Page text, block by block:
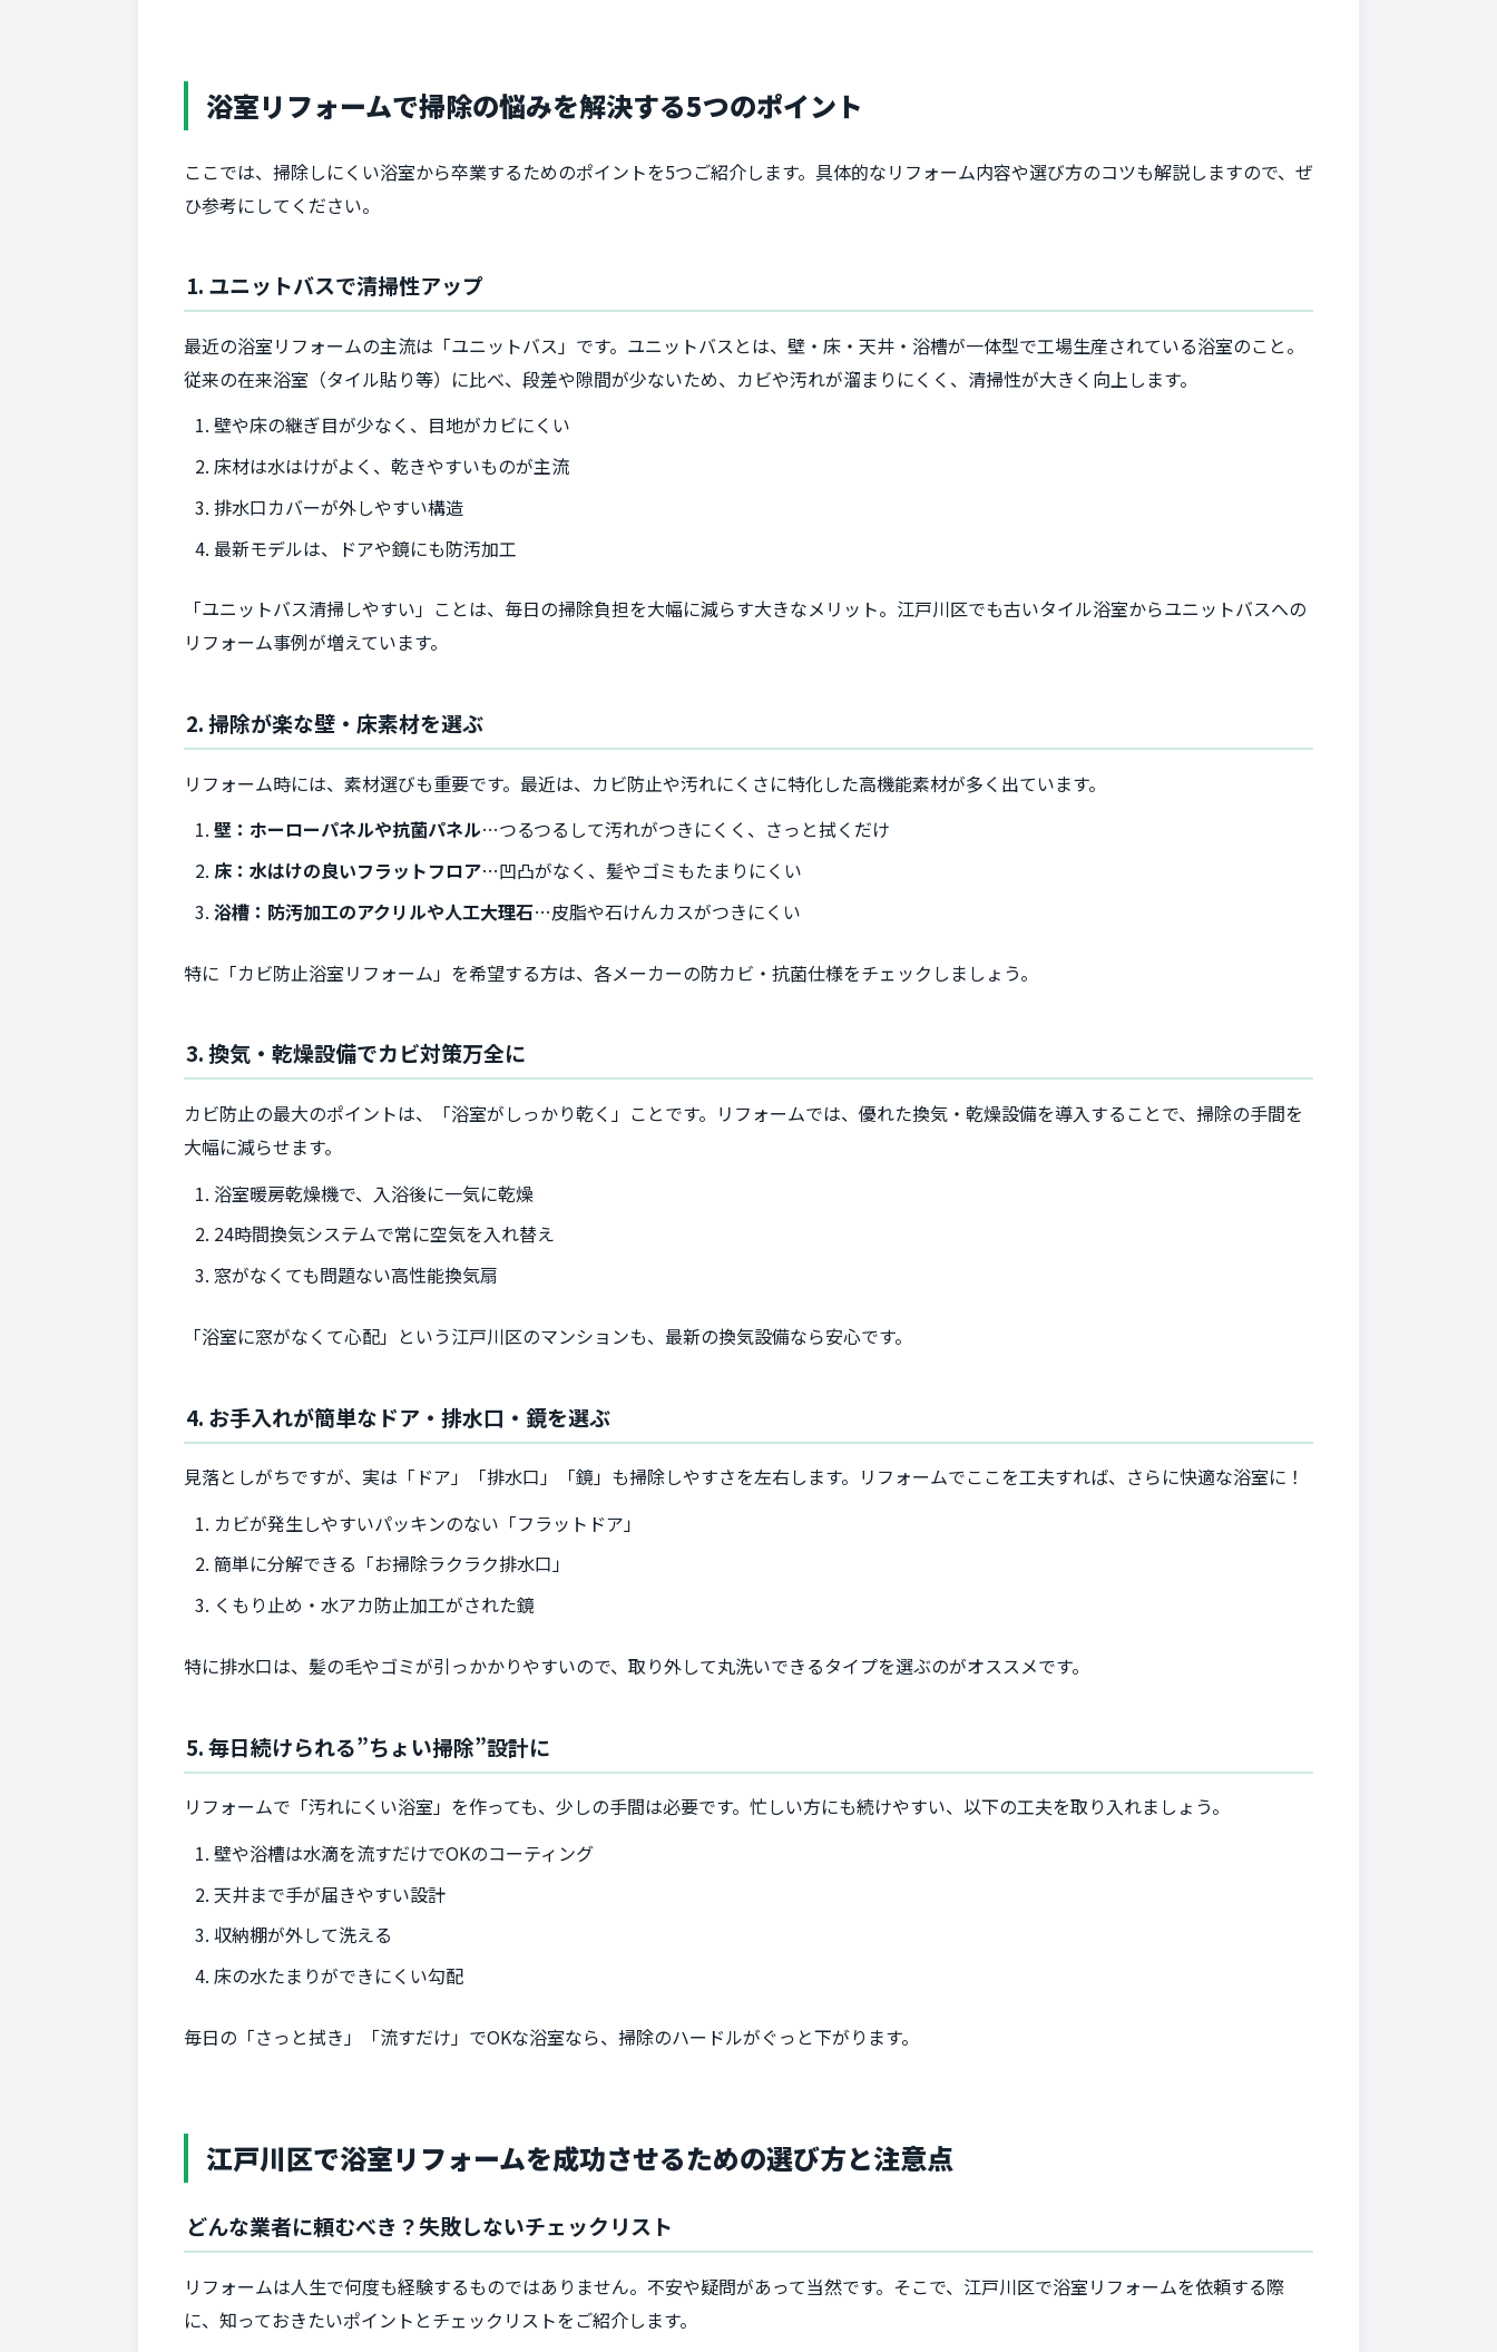
浴室リフォームで掃除の悩みを解決する5つのポイント
ここでは、掃除しにくい浴室から卒業するためのポイントを5つご紹介します。具体的なリフォーム内容や選び方のコツも解説しますので、ぜ
ひ参考にしてください。
1. ユニットバスで清掃性アップ
最近の浴室リフォームの主流は「ユニットバス」です。ユニットバスとは、壁・床・天井・浴槽が一体型で工場生産されている浴室のこと。
従来の在来浴室（タイル貼り等）に比べ、段差や隙間が少ないため、カビや汚れが溜まりにくく、清掃性が大きく向上します。
壁や床の継ぎ目が少なく、目地がカビにくい
床材は水はけがよく、乾きやすいものが主流
排水口カバーが外しやすい構造
最新モデルは、ドアや鏡にも防汚加工
「ユニットバス清掃しやすい」ことは、毎日の掃除負担を大幅に減らす大きなメリット。江戸川区でも古いタイル浴室からユニットバスへの
リフォーム事例が増えています。
2. 掃除が楽な壁・床素材を選ぶ
リフォーム時には、素材選びも重要です。最近は、カビ防止や汚れにくさに特化した高機能素材が多く出ています。
壁：ホーローパネルや抗菌パネル…つるつるして汚れがつきにくく、さっと拭くだけ
床：水はけの良いフラットフロア…凹凸がなく、髪やゴミもたまりにくい
浴槽：防汚加工のアクリルや人工大理石…皮脂や石けんカスがつきにくい
特に「カビ防止浴室リフォーム」を希望する方は、各メーカーの防カビ・抗菌仕様をチェックしましょう。
3. 換気・乾燥設備でカビ対策万全に
カビ防止の最大のポイントは、「浴室がしっかり乾く」ことです。リフォームでは、優れた換気・乾燥設備を導入することで、掃除の手間を
大幅に減らせます。
浴室暖房乾燥機で、入浴後に一気に乾燥
24時間換気システムで常に空気を入れ替え
窓がなくても問題ない高性能換気扇
「浴室に窓がなくて心配」という江戸川区のマンションも、最新の換気設備なら安心です。
4. お手入れが簡単なドア・排水口・鏡を選ぶ
見落としがちですが、実は「ドア」「排水口」「鏡」も掃除しやすさを左右します。リフォームでここを工夫すれば、さらに快適な浴室に！
カビが発生しやすいパッキンのない「フラットドア」
簡単に分解できる「お掃除ラクラク排水口」
くもり止め・水アカ防止加工がされた鏡
特に排水口は、髪の毛やゴミが引っかかりやすいので、取り外して丸洗いできるタイプを選ぶのがオススメです。
5. 毎日続けられる”ちょい掃除”設計に
リフォームで「汚れにくい浴室」を作っても、少しの手間は必要です。忙しい方にも続けやすい、以下の工夫を取り入れましょう。
壁や浴槽は水滴を流すだけでOKのコーティング
天井まで手が届きやすい設計
収納棚が外して洗える
床の水たまりができにくい勾配
毎日の「さっと拭き」「流すだけ」でOKな浴室なら、掃除のハードルがぐっと下がります。
江戸川区で浴室リフォームを成功させるための選び方と注意点
どんな業者に頼むべき？失敗しないチェックリスト
リフォームは人生で何度も経験するものではありません。不安や疑問があって当然です。そこで、江戸川区で浴室リフォームを依頼する際
に、知っておきたいポイントとチェックリストをご紹介します。